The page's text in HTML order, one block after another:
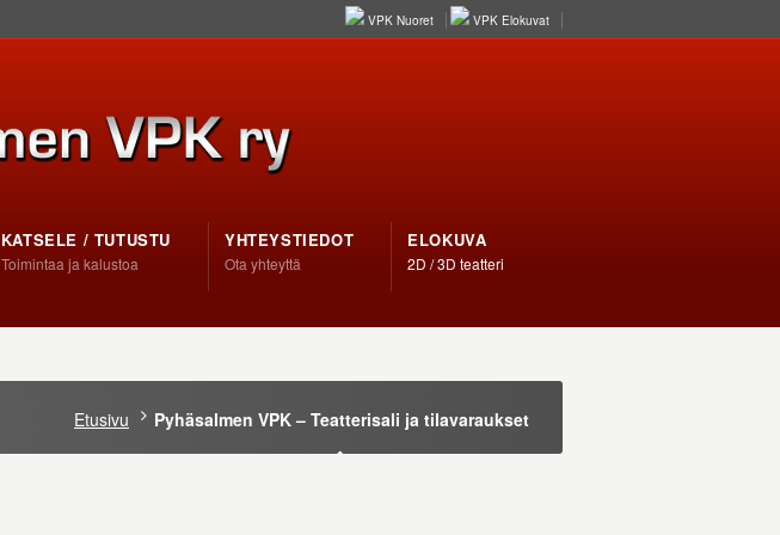
VPK Nuoret VPK Elokuvat
KATSELE / TUTUSTU
Toimintaa ja kalustoa
YHTEYSTIEDOT
Ota yhteyttä
ELOKUVA
2D / 3D teatteri
Etusivu Pyhäsalmen VPK – Teatterisali ja tilavaraukset